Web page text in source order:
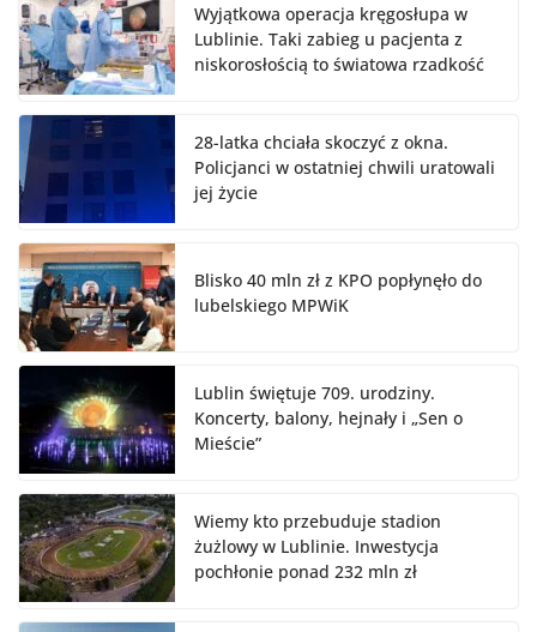
Wyjątkowa operacja kręgosłupa w
Lublinie. Taki zabieg u pacjenta z
niskorosłością to światowa rzadkość
28-latka chciała skoczyć z okna.
Policjanci w ostatniej chwili uratowali
jej życie
Blisko 40 mln zł z KPO popłynęło do
lubelskiego MPWiK
Lublin świętuje 709. urodziny.
Koncerty, balony, hejnały i „Sen o
Mieście”
Wiemy kto przebuduje stadion
żużlowy w Lublinie. Inwestycja
pochłonie ponad 232 mln zł